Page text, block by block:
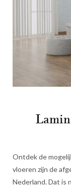
Ontdek de
vloeren zijn de
Nederland. Dat is